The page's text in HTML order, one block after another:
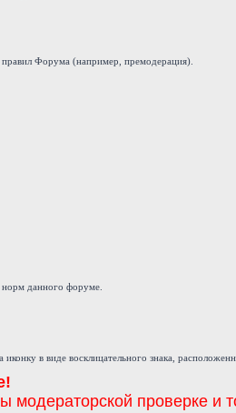
Форума (например, премодерация).
норм данного форуме.
в виде восклицательного знака,
модераторской проверке и